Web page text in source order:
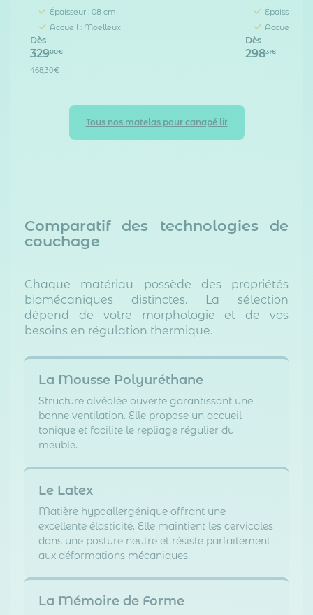
Épaisseur : 08 cm
Accueil : Moelleux
Dès
32900€
468,30€
Épaisseur :
Accueil :
Dès
29831€
Tous nos matelas pour canapé lit
Comparatif des technologies de
couchage
Chaque matériau possède des propriétés
biomécaniques distinctes. La sélection
dépend de votre morphologie et de vos
besoins en régulation thermique.
La Mousse Polyuréthane
Structure alvéolée ouverte garantissant une
bonne ventilation. Elle propose un accueil
tonique et facilite le repliage régulier du
meuble.
Le Latex
Matière hypoallergénique offrant une
excellente élasticité. Elle maintient les cervicales
dans une posture neutre et résiste parfaitement
aux déformations mécaniques.
La Mémoire de Forme